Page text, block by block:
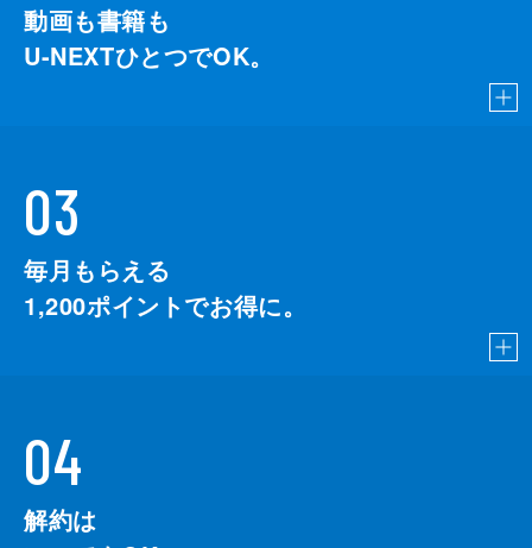
動画も書籍も
U-NEXTひとつでOK。
03
毎月もらえる
1,200ポイントでお得に。
04
解約は